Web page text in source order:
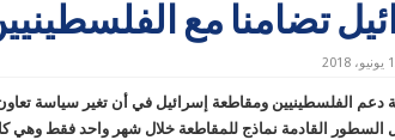
تضامنا مع
2018
دعم الفلسطينيين ومقاطعة إسرائيل في أن تغير سياسة
السطور القادمة نماذج للمقاطعة خلال شهر واحد فقط وهي